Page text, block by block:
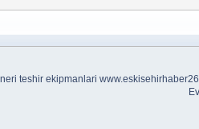
teshir ekipmanlari